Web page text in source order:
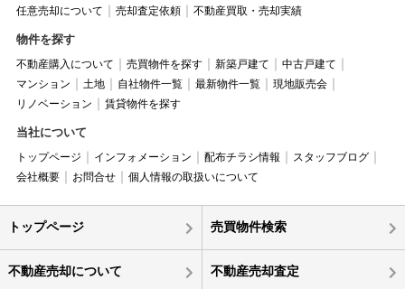
任意売却について
売却査定依頼 不動産買取・売却実績
物件を探す
不動産購入について 売買物件を探す 新築戸建て
中古戸建て
マンション
土地 自社物件一覧 最新物件一覧
現地販売会
リノベーション
賃貸物件を探す
当社について
トップページ インフォメーション 配布チラシ情報
スタッフブログ
会社概要
お問合せ 個人情報の取扱いについて
トップページ 売買物件検索
不動産売却について 不動産売却査定